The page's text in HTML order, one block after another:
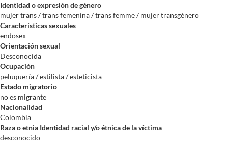
Identidad o expresión de género
mujer trans / trans femenina / trans femme / mujer transgénero
Características sexuales
endosex
Orientación sexual
Desconocida
Ocupación
peluquería / estilista / esteticista
Estado migratorio
no es migrante
Nacionalidad
Colombia
Raza o etnia Identidad racial y/o étnica de la víctima
desconocido